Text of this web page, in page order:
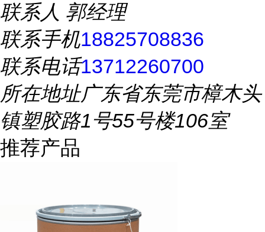
联系人 郭经理
联系手机18825708836
联系电话13712260700
所在地址广东省东莞市樟木头
镇塑胶路1号55号楼106室
推荐产品